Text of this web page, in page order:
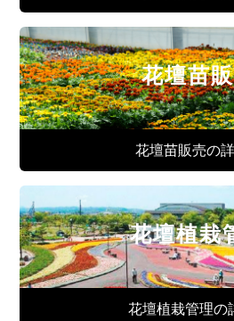
花壇苗
花壇苗販売の
花壇植栽
花壇植栽管理の